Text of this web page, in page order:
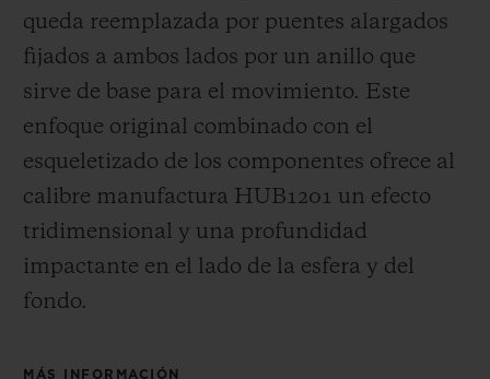
queda reemplazada por puentes alargados
fijados a ambos lados por un anillo que
sirve de base para el movimiento. Este
enfoque original combinado con el
esqueletizado de los componentes ofrece al
calibre manufactura HUB1201 un efecto
tridimensional y una profundidad
impactante en el lado de la esfera y del
fondo.
MÁS INFORMACIÓN